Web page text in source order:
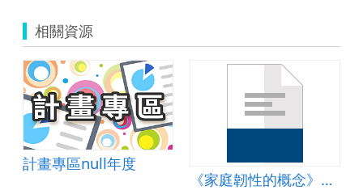
相關資源
計畫專區null年度
《家庭韌性的概念》簡報